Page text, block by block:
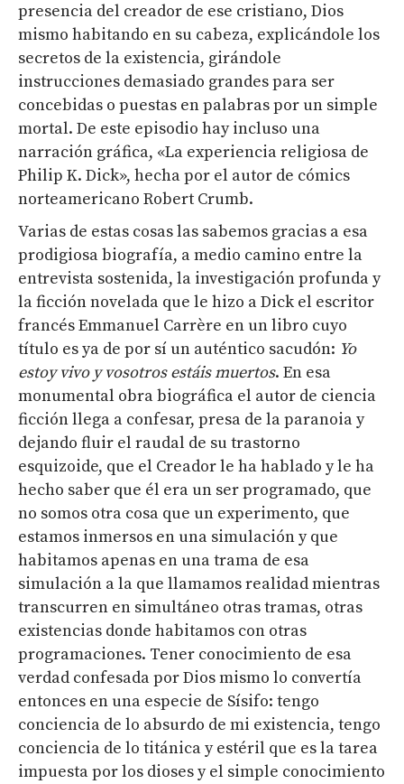
presencia del creador de ese cristiano, Dios
mismo habitando en su cabeza, explicándole los
secretos de la existencia, girándole
instrucciones demasiado grandes para ser
concebidas o puestas en palabras por un simple
mortal. De este episodio hay incluso una
narración gráfica, «La experiencia religiosa de
Philip K. Dick», hecha por el autor de cómics
norteamericano Robert Crumb.
Varias de estas cosas las sabemos gracias a esa
prodigiosa biografía, a medio camino entre la
entrevista sostenida, la investigación profunda y
la ficción novelada que le hizo a Dick el escritor
francés Emmanuel Carrère en un libro cuyo
título es ya de por sí un auténtico sacudón: Yo
estoy vivo y vosotros estáis muertos. En esa
monumental obra biográfica el autor de ciencia
ficción llega a confesar, presa de la paranoia y
dejando fluir el raudal de su trastorno
esquizoide, que el Creador le ha hablado y le ha
hecho saber que él era un ser programado, que
no somos otra cosa que un experimento, que
estamos inmersos en una simulación y que
habitamos apenas en una trama de esa
simulación a la que llamamos realidad mientras
transcurren en simultáneo otras tramas, otras
existencias donde habitamos con otras
programaciones. Tener conocimiento de esa
verdad confesada por Dios mismo lo convertía
entonces en una especie de Sísifo: tengo
conciencia de lo absurdo de mi existencia, tengo
conciencia de lo titánica y estéril que es la tarea
impuesta por los dioses y el simple conocimiento